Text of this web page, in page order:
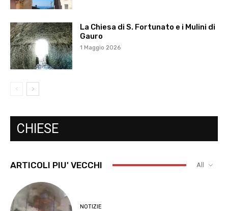
La Chiesa di S. Fortunato e i Mulini di
Gauro
1 Maggio 2026
CHIESE
ARTICOLI PIU' VECCHI All
NOTIZIE